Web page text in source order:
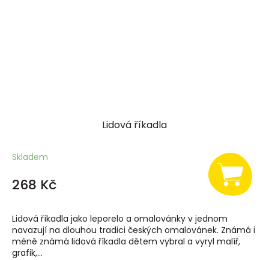
Lidová říkadla
Skladem
268 Kč
Lidová říkadla jako leporelo a omalovánky v jednom
navazují na dlouhou tradici českých omalovánek. Známá i
méně známá lidová říkadla dětem vybral a vyryl malíř,
grafik,...